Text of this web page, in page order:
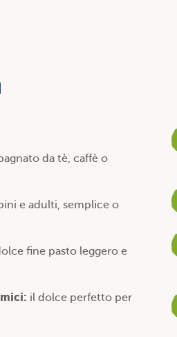
da tè, caffè o
e adulti, semplice o
fine pasto leggero e
il dolce perfetto per